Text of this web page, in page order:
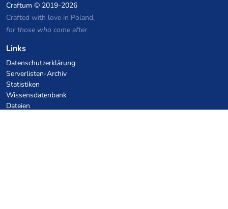
Craftum © 2019-2026
Crafted with love in Poland,
for those who come after
Links
Datenschutzerklärung
Serverlisten-Archiv
Statistiken
Wissensdatenbank
Dateien